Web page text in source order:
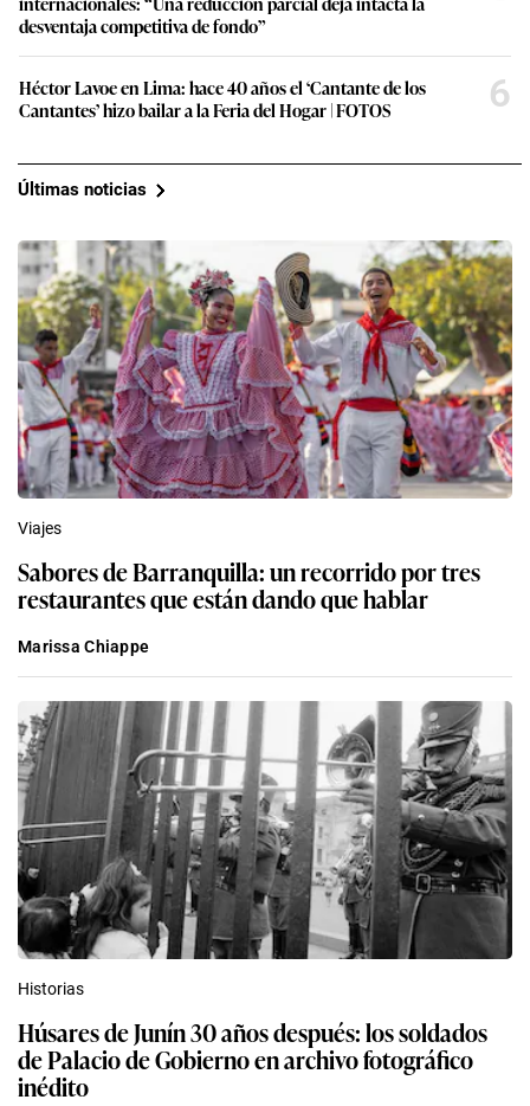
desventaja competitiva de fondo”
Héctor Lavoe en Lima: hace 40 años el ‘Cantante de los
Cantantes’ hizo bailar a la Feria del Hogar | FOTOS
6
Últimas noticias
Viajes
Sabores de Barranquilla: un recorrido por tres
restaurantes que están dando que hablar
Marissa Chiappe
Historias
Húsares de Junín 30 años después: los soldados
de Palacio de Gobierno en archivo fotográfico
inédito